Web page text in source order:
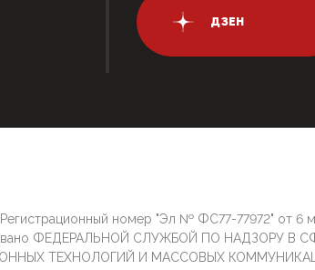
ДЗЕН
номер "Эл № ФС77-77972" от 6
ФЕДЕРАЛЬНОЙ СЛУЖБОЙ ПО НАДЗОРУ В
ТЕХНОЛОГИЙ И МАССОВЫХ